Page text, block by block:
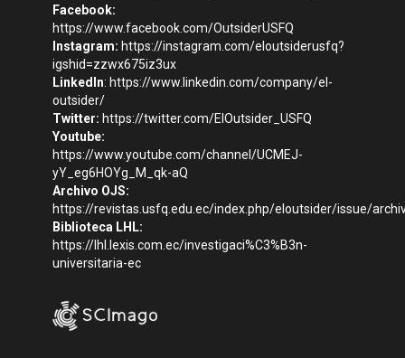
Facebook:
https://www.facebook.com/OutsiderUSFQ
Instagram: https://instagram.com/eloutsiderusfq?
igshid=zzwx675iz3ux
LinkedIn: https://www.linkedin.com/company/el-
outsider/
Twitter: https://twitter.com/ElOutsider_USFQ
Youtube:
https://www.youtube.com/channel/UCMEJ-
yY_eg6HOYg_M_qk-aQ
Archivo OJS:
https://revistas.usfq.edu.ec/index.php/eloutsider/issue/
Biblioteca LHL:
https://lhl.lexis.com.ec/investigaci%C3%B3n-
universitaria-ec